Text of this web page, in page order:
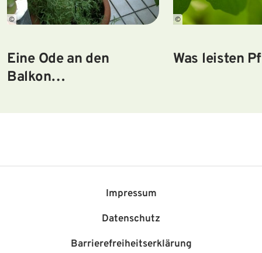
©
Eine Ode an den
Balkon…
©
Was leisten
Impressum
Datenschutz
Barriere­freiheits­erklärung